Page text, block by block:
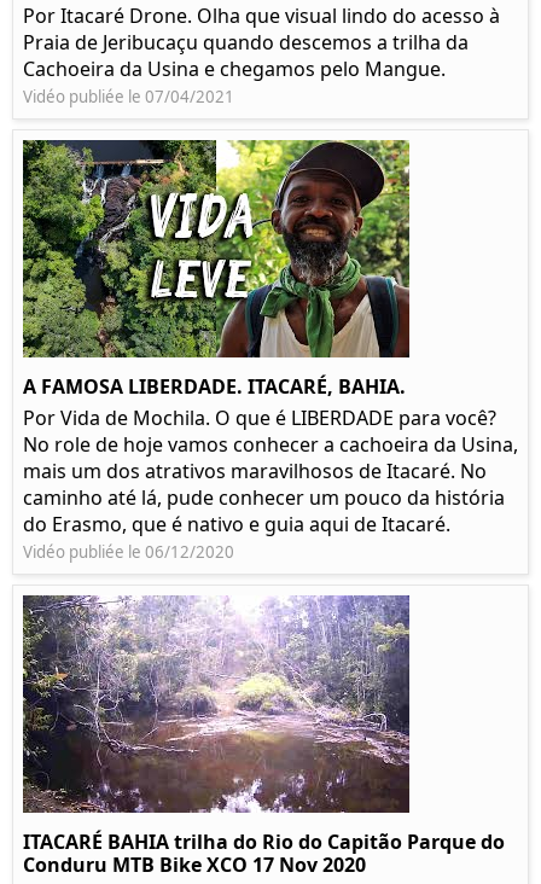
Por Itacaré Drone. Olha que visual lindo do acesso à
Praia de Jeribucaçu quando descemos a trilha da
Cachoeira da Usina e chegamos pelo Mangue.
Vidéo publiée le 07/04/2021
A FAMOSA LIBERDADE. ITACARÉ, BAHIA.
Por Vida de Mochila. O que é LIBERDADE para você?
No role de hoje vamos conhecer a cachoeira da Usina,
mais um dos atrativos maravilhosos de Itacaré. No
caminho até lá, pude conhecer um pouco da história
do Erasmo, que é nativo e guia aqui de Itacaré.
Vidéo publiée le 06/12/2020
ITACARÉ BAHIA trilha do Rio do Capitão Parque do
Conduru MTB Bike XCO 17 Nov 2020